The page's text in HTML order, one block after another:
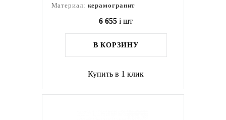
Материал: керамогранит
6 655 i шт
В КОРЗИНУ
Купить в 1 клик